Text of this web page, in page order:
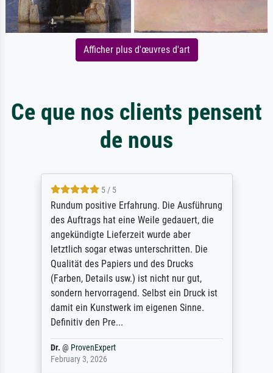
Afficher plus d'œuvres d'art
Ce que nos clients pensent
de nous
5 / 5
Rundum positive Erfahrung. Die Ausführung
des Auftrags hat eine Weile gedauert, die
angekündigte Lieferzeit wurde aber
letztlich sogar etwas unterschritten. Die
Qualität des Papiers und des Drucks
(Farben, Details usw.) ist nicht nur gut,
sondern hervorragend. Selbst ein Druck ist
damit ein Kunstwerk im eigenen Sinne.
Definitiv den Pre...
Dr. @ ProvenExpert
February 3, 2026